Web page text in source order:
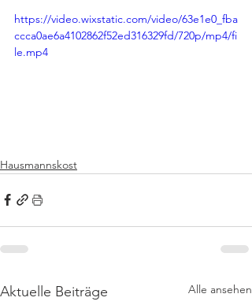
https://video.wixstatic.com/video/63e1e0_fba
ccca0ae6a4102862f52ed316329fd/720p/mp4/fi
le.mp4
Hausmannskost
Aktuelle Beiträge Alle ansehen